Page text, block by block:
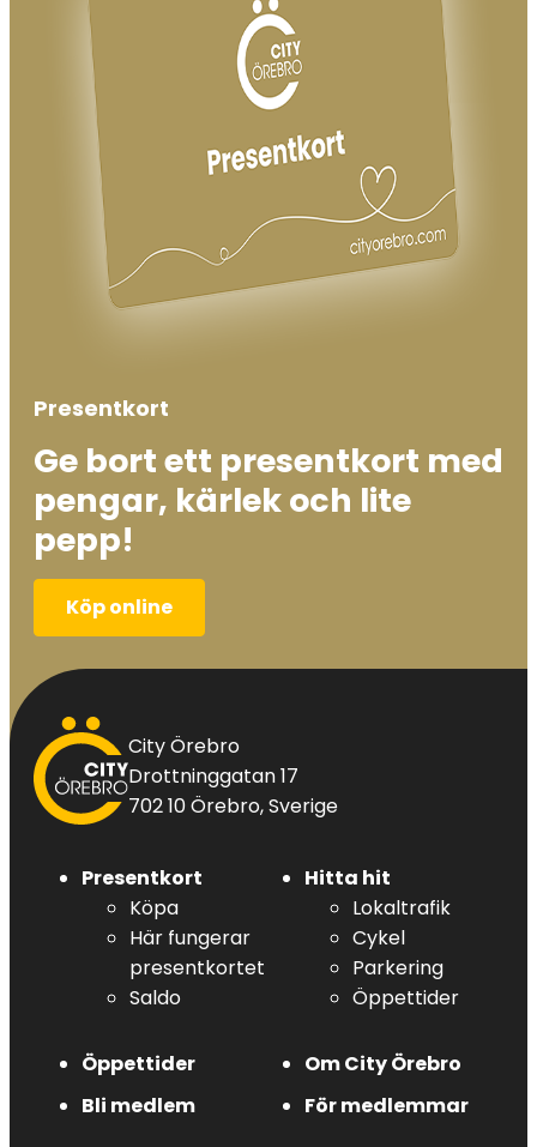
Presentkort
Ge bort ett presentkort med
pengar, kärlek och lite
pepp!
Köp online
City
Örebro
City Örebro
Drottninggatan 17
702 10 Örebro, Sverige
Presentkort
Köpa
Här fungerar
presentkortet
Saldo
Hitta hit
Lokaltrafik
Cykel
Parkering
Öppettider
Öppettider
Om City Örebro
Bli medlem
För medlemmar